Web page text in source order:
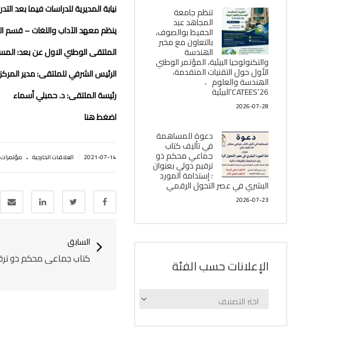
نيابة المديرية للدراسات فيما بعد
ينظم معهد الآداب واللغات – قسم
الملتقى الوطني الاول عن بعد: المسرح
الرئيس الشرفي للملتقى: مدير
رئيسة الملتقى: د. حمبلي أسماء
اضغط هنا
2021-07-14 العلاقات الخارجية .
السابق
كتاب جماعي محكم ذو
تنظم جامعة
المجاهد عبد
الحفيظ بوالصوف،
بالتعاون مع مخبر
الھندسة
والتكنولوجيا البیئیة، المؤتمر الوطني
الأول حول التقنيات المتقدمة،
الھندسة والعلوم ،
CATEES’26’البیئية
2026-07-28
دعوة للمساهمة
في تأليف كتاب
جماعي محكم ذو
ترقيم دولي بعنوان
: إستدامة المورد
البشري في عصر التحول الرقمي
2026-07-23
الإعلانات حسب الفئة
الإعلانات